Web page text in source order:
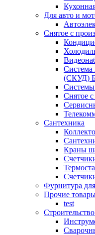
Для авто и
Снятое с
Система
(СКУД)
Системы
Снятое
Сантехника
Краны
Фурнитура
Прочие
test